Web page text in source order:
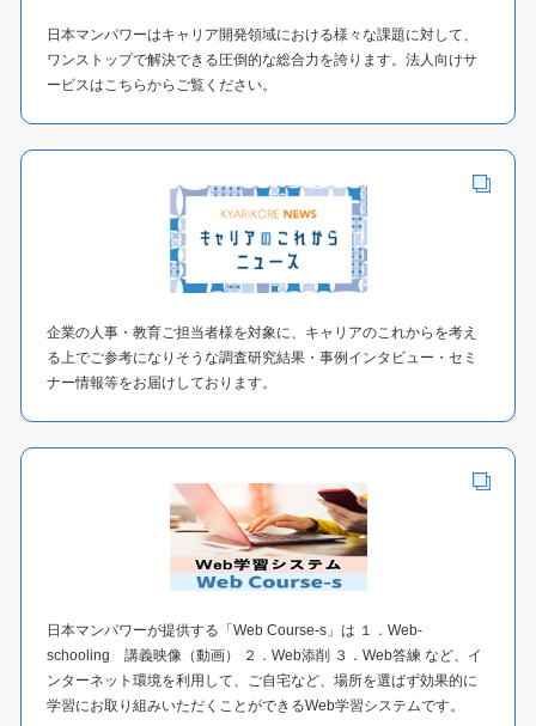
知識を身につければ、経営全般に関する
適切な提案ができるのではないだろう
日本マンパワーはキャリア開発領域における様々な課題に対して、
ワンストップで解決できる圧倒的な総合力を誇ります。法人向けサ
ービスはこちらからご覧ください。
企業の人事・教育ご担当者様を対象に、キャリアのこれからを考え
る上でご参考になりそうな調査研究結果・事例インタビュー・セミ
ナー情報等をお届けしております。
日本マンパワーが提供する「Web Course-s」は １．Web-
schooling 講義映像（動画） ２．Web添削 ３．Web答練 など、イ
ンターネット環境を利用して、ご自宅など、場所を選ばず効果的に
学習にお取り組みいただくことができるWeb学習システムです。